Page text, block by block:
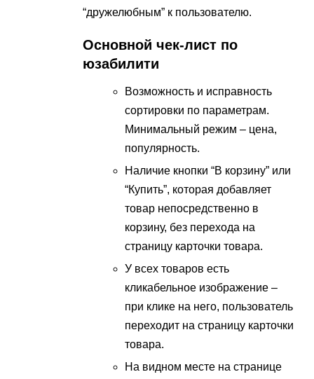
“дружелюбным” к пользователю.
Основной чек-лист по
юзабилити
Возможность и исправность
сортировки по параметрам.
Минимальный режим – цена,
популярность.
Наличие кнопки “В корзину” или
“Купить”, которая добавляет
товар непосредственно в
корзину, без перехода на
страницу карточки товара.
У всех товаров есть
кликабельное изображение –
при клике на него, пользователь
переходит на страницу карточки
товара.
На видном месте на странице